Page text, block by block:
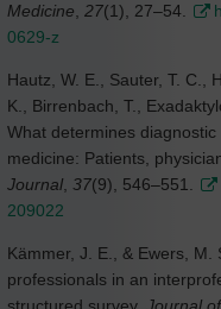
Medicine, 27(1), 27–54.
0629-z
Hautz, W. E., Sauter, T. C.,
K., Birrenbach, T.,
What determines
medicine: Patients,
Journal, 37(9), 546–551.
209022
Kämmer, J. E., & Ewers,
professionals in an